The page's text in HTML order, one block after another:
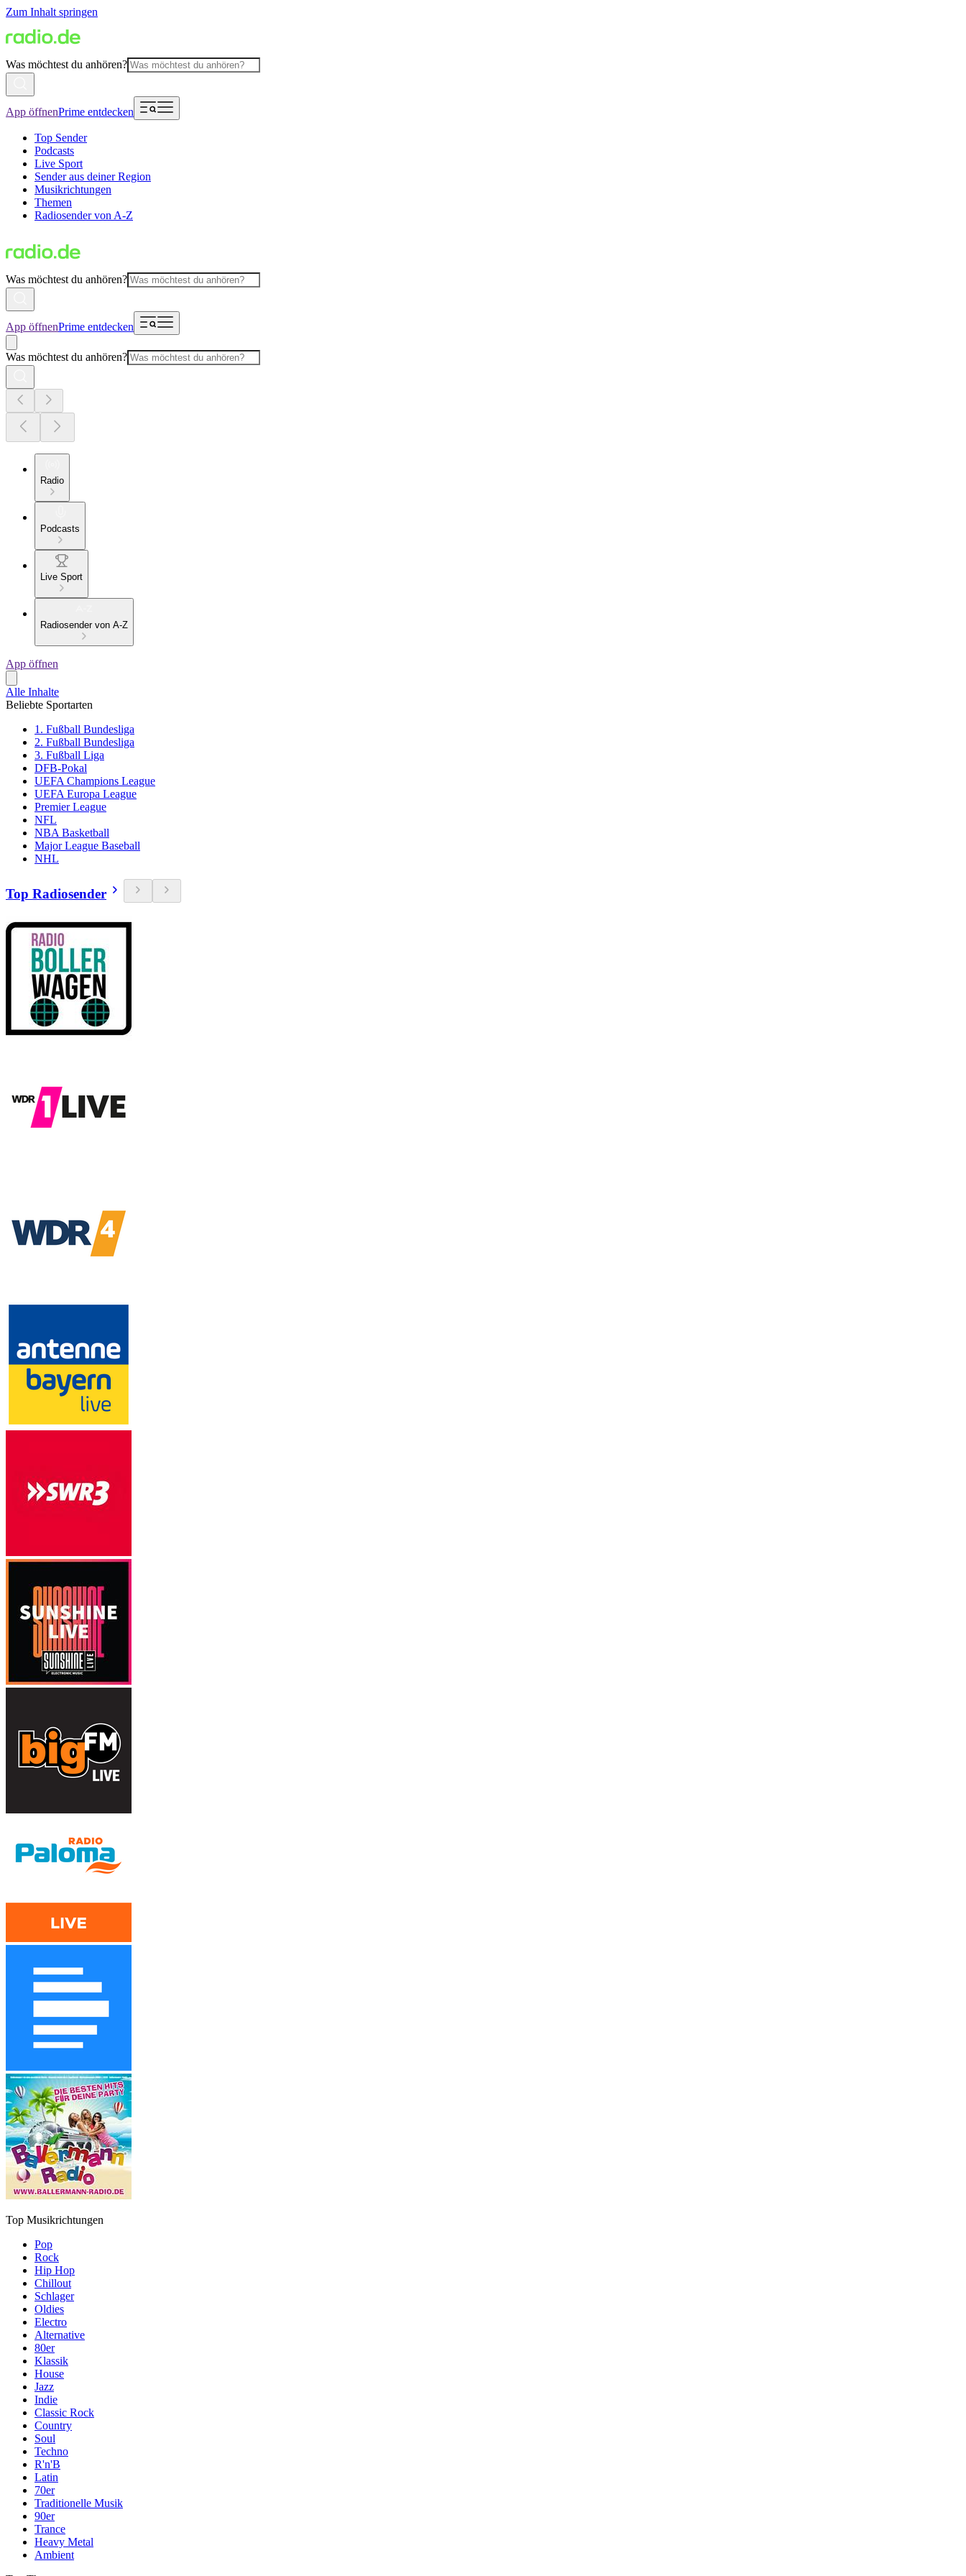
Zum Inhalt springen
Was möchtest du anhören?
App öffnenPrime entdecken
Top Sender
Podcasts
Live Sport
Sender aus deiner Region
Musikrichtungen
Themen
Radiosender von A-Z
Was möchtest du anhören?
App öffnenPrime entdecken
Was möchtest du anhören?
Radio
Podcasts
Live Sport
Radiosender von A-Z
App öffnen
Alle Inhalte
Beliebte Sportarten
1. Fußball Bundesliga
2. Fußball Bundesliga
3. Fußball Liga
DFB-Pokal
UEFA Champions League
UEFA Europa League
Premier League
NFL
NBA Basketball
Major League Baseball
NHL
Top Radiosender
Top Musikrichtungen
Pop
Rock
Hip Hop
Chillout
Schlager
Oldies
Electro
Alternative
80er
Klassik
House
Jazz
Indie
Classic Rock
Country
Soul
Techno
R'n'B
Latin
70er
Traditionelle Musik
90er
Trance
Heavy Metal
Ambient